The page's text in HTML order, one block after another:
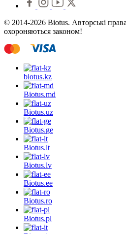
© 2014-2026 Biotus. Авторські права
охороняються законом!
biotus.kz
Biotus.md
Biotus.uz
Biotus.ge
Biotus.lt
Biotus.lv
Biotus.ee
Biotus.ro
Biotus.pl